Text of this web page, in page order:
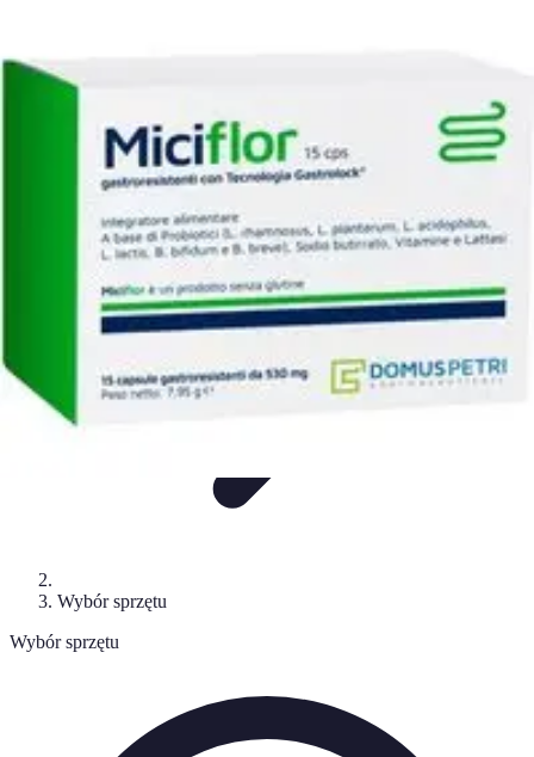
Wybór sprzętu
Wybór sprzętu